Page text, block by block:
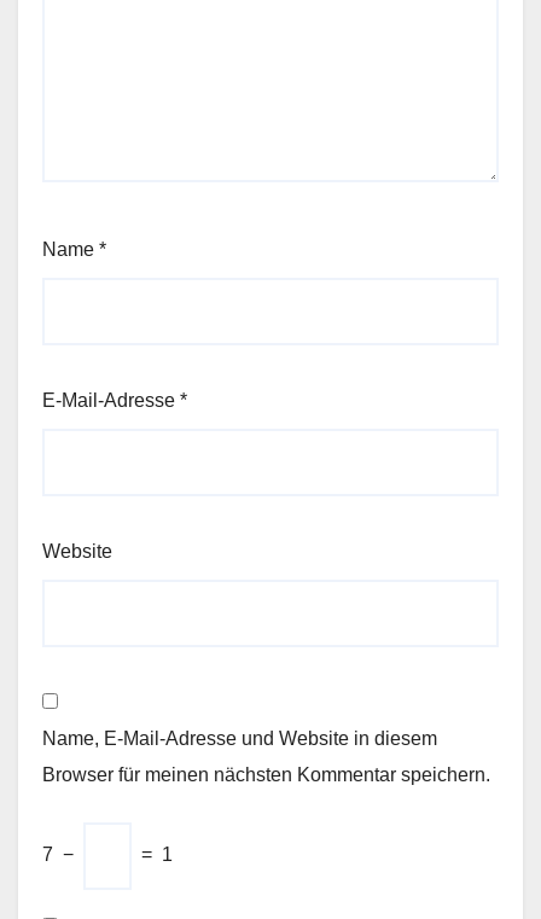
Name *
E-Mail-Adresse *
Website
Name, E-Mail-Adresse und Website in diesem
Browser für meinen nächsten Kommentar speichern.
7 − = 1